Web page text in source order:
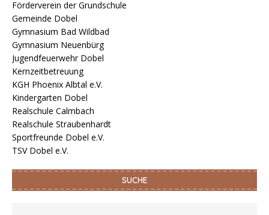
Förderverein der Grundschule
Gemeinde Dobel
Gymnasium Bad Wildbad
Gymnasium Neuenbürg
Jugendfeuerwehr Dobel
Kernzeitbetreuung
KGH Phoenix Albtal e.V.
Kindergarten Dobel
Realschule Calmbach
Realschule Straubenhardt
Sportfreunde Dobel e.V.
TSV Dobel e.V.
SUCHE